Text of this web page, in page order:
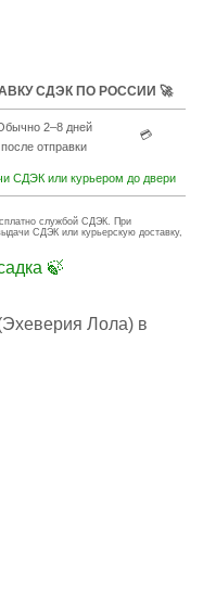
СДЭК ПО РОССИИ 🚀
2–8 дней
после отправки
💳
СДЭК или курьером до двери
службой СДЭК. При
СДЭК или курьерскую доставку,
🍃
Лола) в